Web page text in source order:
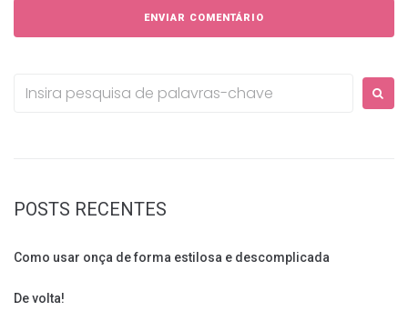
Procurar:
POSTS RECENTES
Como usar onça de forma estilosa e descomplicada
De volta!